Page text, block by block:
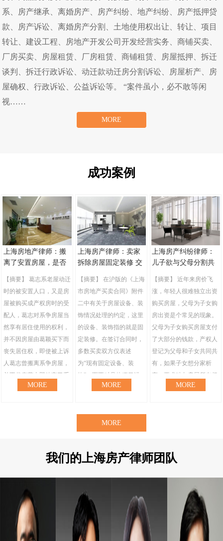
系、房产继承、离婚房产、房产纠纷、地产纠纷、房产抵押贷
款、房产诉讼、离婚房产分割、土地使用权出让、转让、项目
转让、建设工程、房地产开发公司开发经营实务、商铺买卖、
厂房买卖、房屋租赁、厂房租赁、商铺租赁、房屋抵押、拆迁
谈判、拆迁行政诉讼、动迁款动迁房分割诉讼、房屋析产、房
屋确权、行政诉讼、公益诉讼等。 “案件虽小，必不敢等闲
视……
MORE
成功案例
上海房地产律师：搬
离了安置房屋，是否
【摘要】 葛志系老屋动迁
时的被安置人口，又是房
屋被购买成产权房时的受
配人，葛志对系争房屋当
然享有居住使用的权利，
并不因房屋由葛颖买下而
丧失居住权，即使被上诉
人葛志曾搬离系争房屋，
并不代表葛志即放弃了系
争房屋的居……
MORE
上海房产律师：卖家
拆除房屋固定装修 交
【摘要】 在沪版的《上海
市房地产买卖合同》附件
二中有关于房屋设备、装
饰情况处理的约定，这里
的设备、装饰指的就是固
定装修。在签订合同时，
多数买卖双方仅表述
为“现有固定设备、装
饰”，而不对具体项目进
行列明。 ……
MORE
上海房产纠纷律师：
儿子欲与父母分割共
【摘要】 近年来房价飞
涨，年轻人很难独立出资
购买房屋，父母为子女购
房出资是个常见的现象。
父母为子女购买房屋支付
了大部分的钱款，产权人
登记为父母和子女共同共
有，如果子女想分家析
产，要求独占房屋所有权
并给付父母相应……
MORE
MORE
我们的上海房产律师团队